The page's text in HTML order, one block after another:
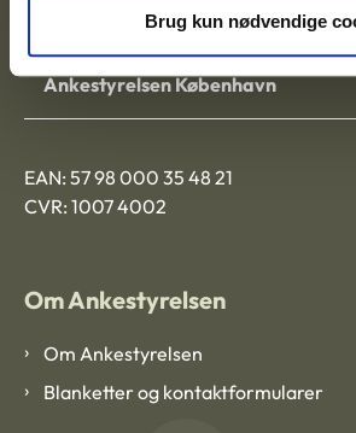
Brug kun nødvendige
Ankestyrelsen Aalborg
Ankestyrelsen København
EAN: 57 98 000 35 48 21
CVR: 1007 4002
Om Ankestyrelsen
Om Ankestyrelsen
Blanketter og kontaktformularer